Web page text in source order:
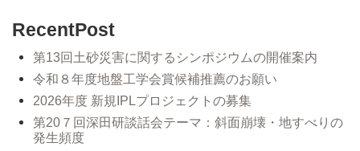
RecentPost
第13回土砂災害に関するシンポジウムの開催案内
令和８年度地盤工学会賞候補推薦のお願い
2026年度 新規IPLプロジェクトの募集
第20７回深田研談話会テーマ：斜面崩壊・地すべりの
発生頻度